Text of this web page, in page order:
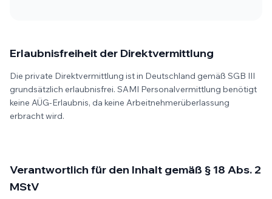
Erlaubnisfreiheit der Direktvermittlung
Die private Direktvermittlung ist in Deutschland gemäß SGB III
grundsätzlich erlaubnisfrei. SAMI Personalvermittlung benötigt
keine AÜG-Erlaubnis, da keine Arbeitnehmerüberlassung
erbracht wird.
Verantwortlich für den Inhalt gemäß § 18 Abs. 2
MStV